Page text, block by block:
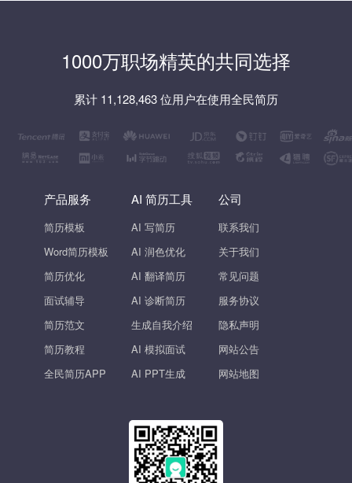
1000万职场精英的共同选择
累计 11,128,463 位用户在使用全民简历
产品服务
简历模板
Word简历模板
简历优化
面试辅导
简历范文
简历教程
全民简历APP
AI 简历工具
AI 写简历
AI 润色优化
AI 翻译简历
AI 诊断简历
生成自我介绍
AI 模拟面试
AI PPT生成
公司
联系我们
关于我们
常见问题
服务协议
隐私声明
网站公告
网站地图